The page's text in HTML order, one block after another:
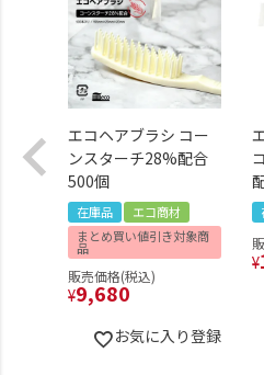
エコヘアブラシ コー
ンスターチ28%配合
500個
在庫品
エコ商材
まとめ買い値引き対象商
品
販売価格(税込)
¥9,680
お気に入り登録
¥